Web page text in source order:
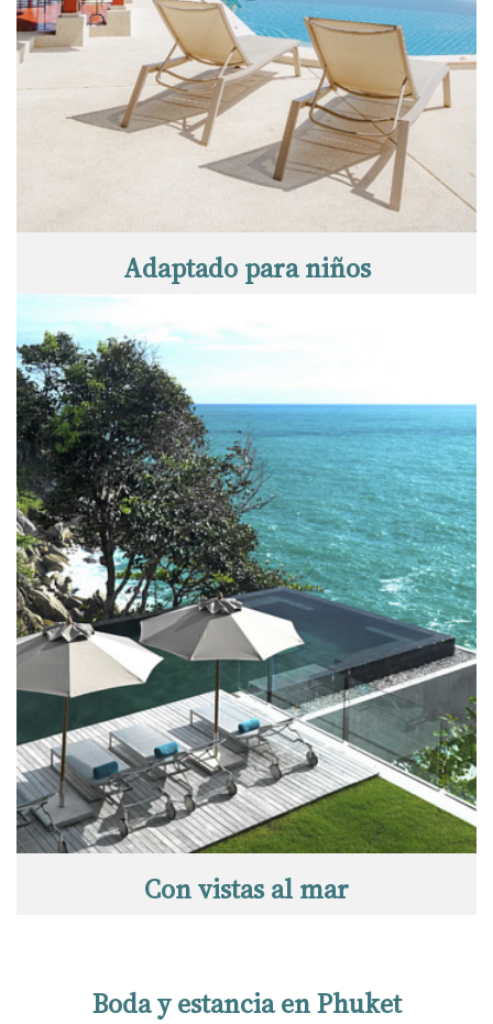
Adaptado para niños
Con vistas al mar
Boda y estancia en Phuket